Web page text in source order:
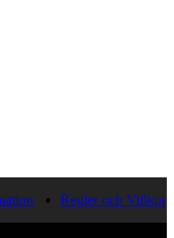
Regler och Villkor